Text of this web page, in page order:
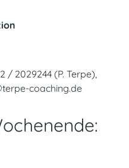
/ 2029244 (P. Terpe),
coaching.de